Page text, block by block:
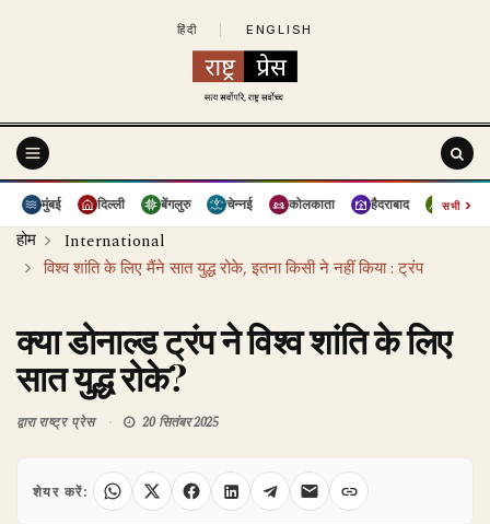
हिंदी ENGLISH
मुंबई दिल्ली बेंगलुरु चेन्नई कोलकाता हैदराबाद पुणे
सभी›
होम
International
विश्व शांति के लिए मैंने सात युद्ध रोके, इतना किसी ने नहीं किया : ट्रंप
क्या डोनाल्ड ट्रंप ने विश्व शांति के लिए
सात युद्ध रोके?
द्वाराराष्ट्र प्रेस 20 सितंबर 2025
शेयर करें: